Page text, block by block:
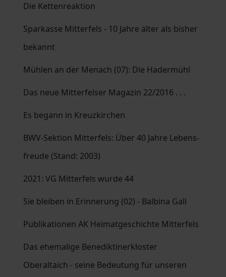
Die Kettenreaktion
Sparkasse Mitterfels - 10 Jahre älter als bisher
bekannt
Mühlen an der Menach (07): Die Hadermühl
Das neue Mitterfelser Magazin 22/2016 . . .
Es begann in Kreuzkirchen
BWV-Sektion Mitterfels: Über 40 Jahre Lebens-
freude (Stand: 2003)
2021: VG Mitterfels wurde 44
Sie bleiben in Erinnerung (02) - Balbina Gall
Publikationen AK Heimatgeschichte Mitterfels
Das ehemalige Benediktinerkloster
Oberaltaich - seine Bedeutung für unseren